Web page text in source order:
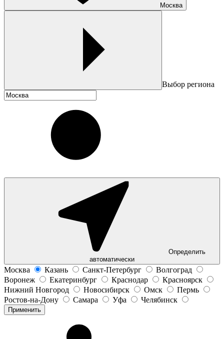
Москва
Выбор региона
Определить
автоматически
Москва Казань Санкт-Петербург
Волгоград
Воронеж
Екатеринбург Краснодар
Красноярск
Нижний Новгород
Новосибирск Омск
Пермь
Ростов-на-Дону
Самара Уфа Челябинск
Применить